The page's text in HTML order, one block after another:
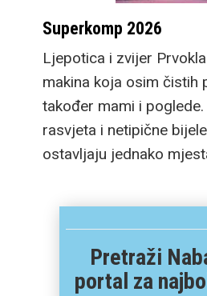
Superkomp 2026
Ljepotica i zvijer
makina koja osim čistih
također mami i poglede.
rasvjeta i netipične
ostavljaju jednako
Pretraži
portal za